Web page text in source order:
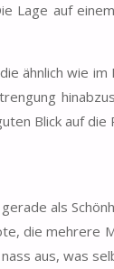
Lage auf
ähnlich wie
Blick auf die
als
die mehrere
aus, was